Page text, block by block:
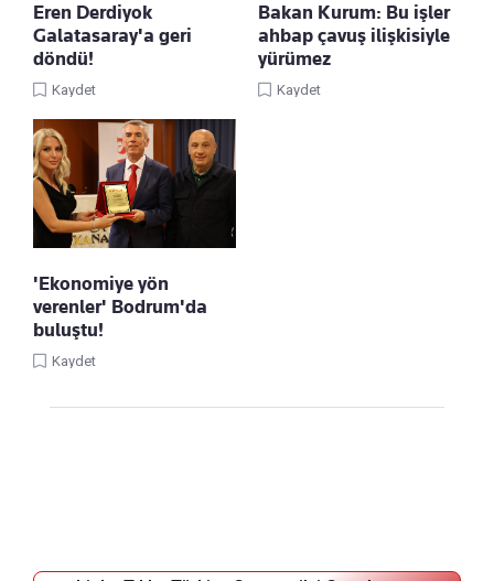
Eren Derdiyok
Galatasaray'a geri
döndü!
Kaydet
Bakan Kurum: Bu işler
ahbap çavuş ilişkisiyle
yürümez
Kaydet
'Ekonomiye yön
verenler' Bodrum'da
buluştu!
Kaydet